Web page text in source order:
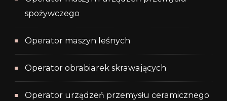
spożywczego
Operator maszyn leśnych
Operator obrabiarek skrawających
Operator urządzeń przemysłu ceramicznego